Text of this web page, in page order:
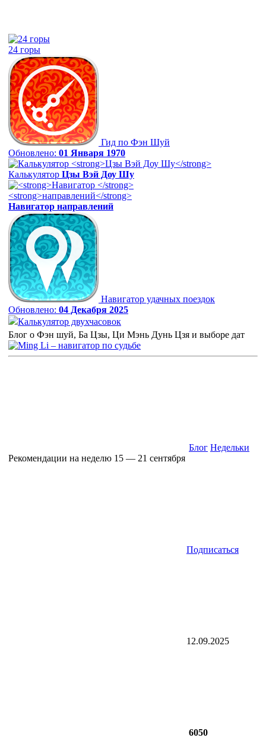
24 горы
Гид по Фэн Шуй
Обновлено: 01 Января 1970
Калькулятор Цзы Вэй Доу Шу
Навигатор направлений
Навигатор удачных поездок
Обновлено: 04 Декабря 2025
Калькулятор двухчасовок
Блог о Фэн шуй, Ба Цзы, Ци Мэнь Дунь Цзя и выборе дат
Блог Недельки
Рекомендации на неделю 15 — 21 сентября
Подписаться
12.09.2025
6050